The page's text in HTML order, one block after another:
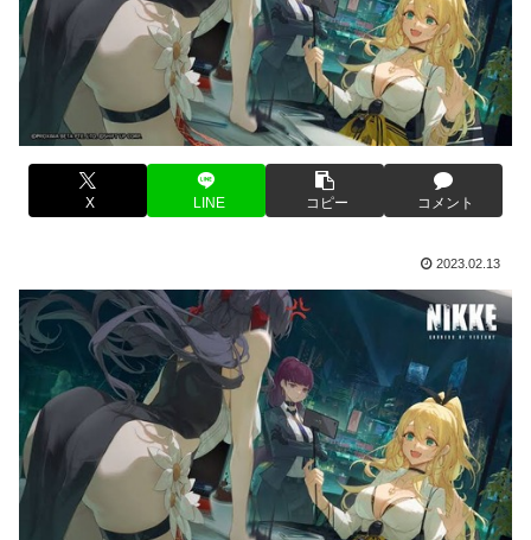
X LINE コピー コメント
2023.02.13